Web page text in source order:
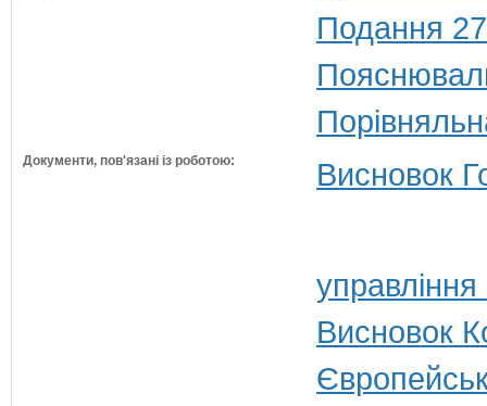
Подання
Документи, пов'язані із роботою: Висновок
Висновок